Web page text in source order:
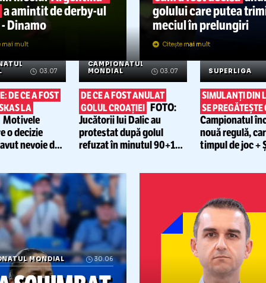
MONDIAL
ANULAT
ÎN
din meciulArgentina-
a amintit dederby-ul
-Dinamo
Citește mai mult
CAMPIONATUL
DUPĂ
Forul
cum a fost
golului care
meciul în
Citește mai mult
03.07
CAMPIONATUL
MONDIAL 03.07